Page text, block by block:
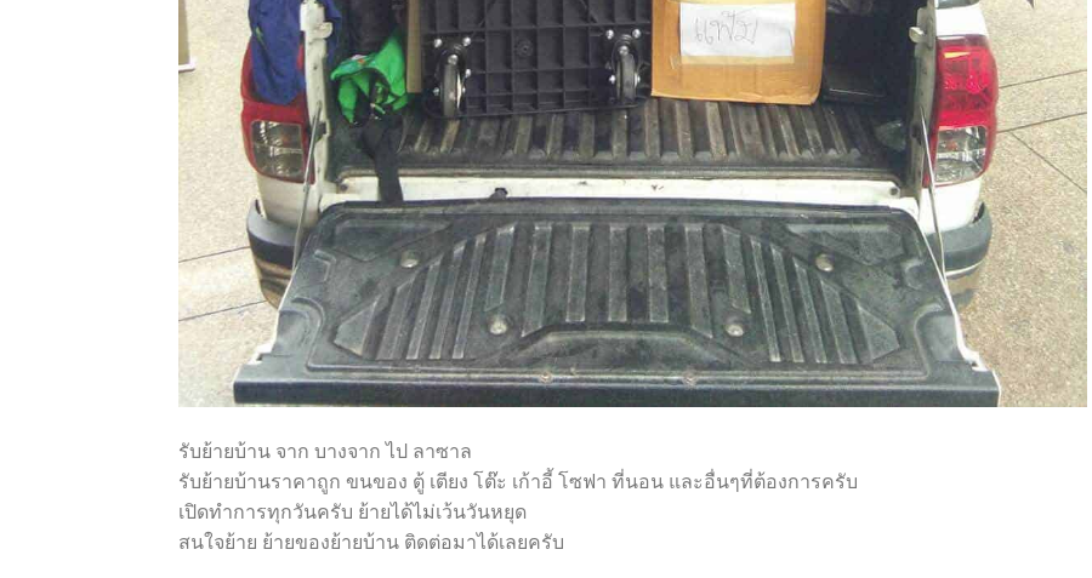
รับย้ายบ้าน จาก บางจาก ไป ลาซาล
รับย้ายบ้านราคาถูก ขนของ ตู้ เตียง โต๊ะ เก้าอี้ โซฟา ที่นอน และอื่นๆที่ต้องการครับ
เปิดทำการทุกวันครับ ย้ายได้ไม่เว้นวันหยุด
สนใจย้าย ย้ายของย้ายบ้าน ติดต่อมาได้เลยครับ